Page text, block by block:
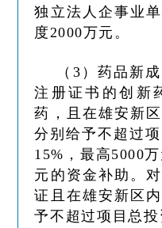
独立法人企事业
度2000万元。
（3）药品新
注册证书的创新
药，且在雄安新
分别给予不超过项
15%，最高5000
元的资金补助。
证且在雄安新区
予不超过项目总